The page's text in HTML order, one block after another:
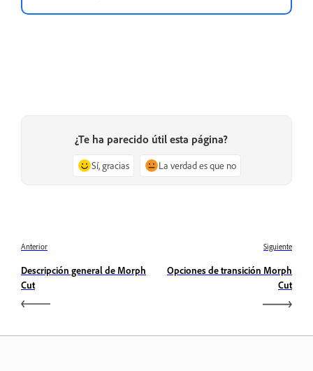
¿Te ha parecido útil esta página?
Sí, gracias La verdad es que no
Anterior
Descripción general de Morph
Cut
Siguiente
Opciones de transición Morph
Cut